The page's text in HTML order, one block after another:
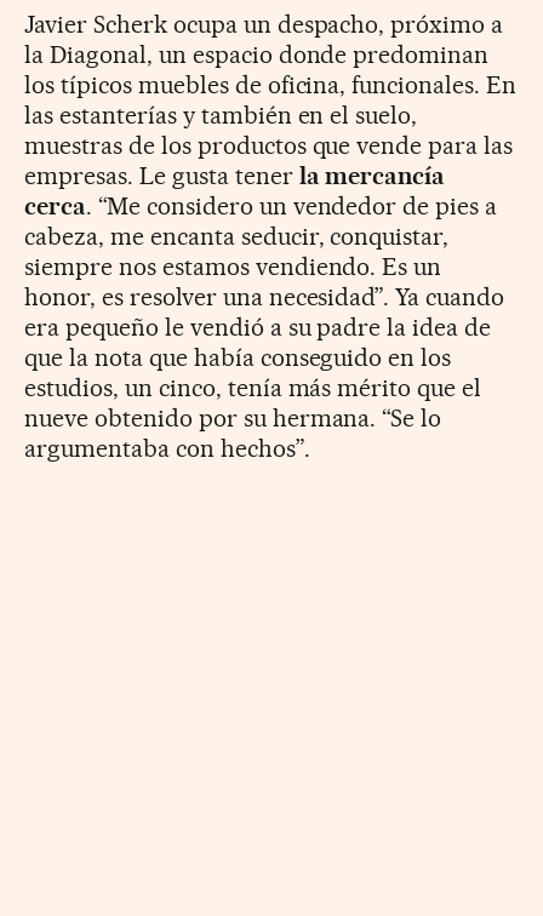
Javier Scherk ocupa un despacho, próximo a
la Diagonal, un espacio donde predominan
los típicos muebles de oficina, funcionales. En
las estanterías y también en el suelo,
muestras de los productos que vende para las
empresas. Le gusta tenerla mercancía
cerca. “Me considero un vendedor de pies a
cabeza, me encanta seducir, conquistar,
siempre nos estamos vendiendo. Es un
honor, es resolver una necesidad”. Ya cuando
era pequeño le vendió a su padre la idea de
que la nota que había conseguido en los
estudios, un cinco, tenía más mérito que el
nueve obtenido por su hermana. “Se lo
argumentaba con hechos”.